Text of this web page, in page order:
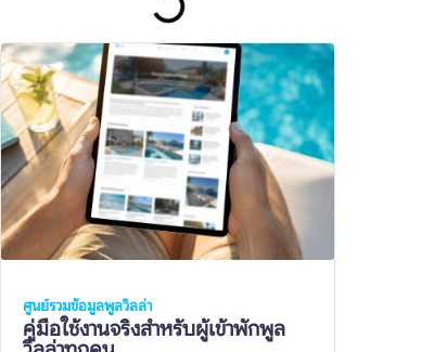
ศูนย์รวมข้อมูลพูลวิลล่า
คู่มือใช้งานจริงสำหรับผู้เข้าพักพูล